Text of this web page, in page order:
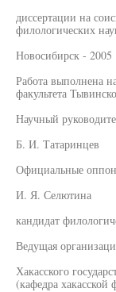
диссертации на
филологических
Новосибирск - 2005
Работа выполнена
факультета
Научный
Б. И. Татаринцев
Официальные
И. Я. Селютина
кандидат
Ведущая
Хакасского
(кафедра хакасской